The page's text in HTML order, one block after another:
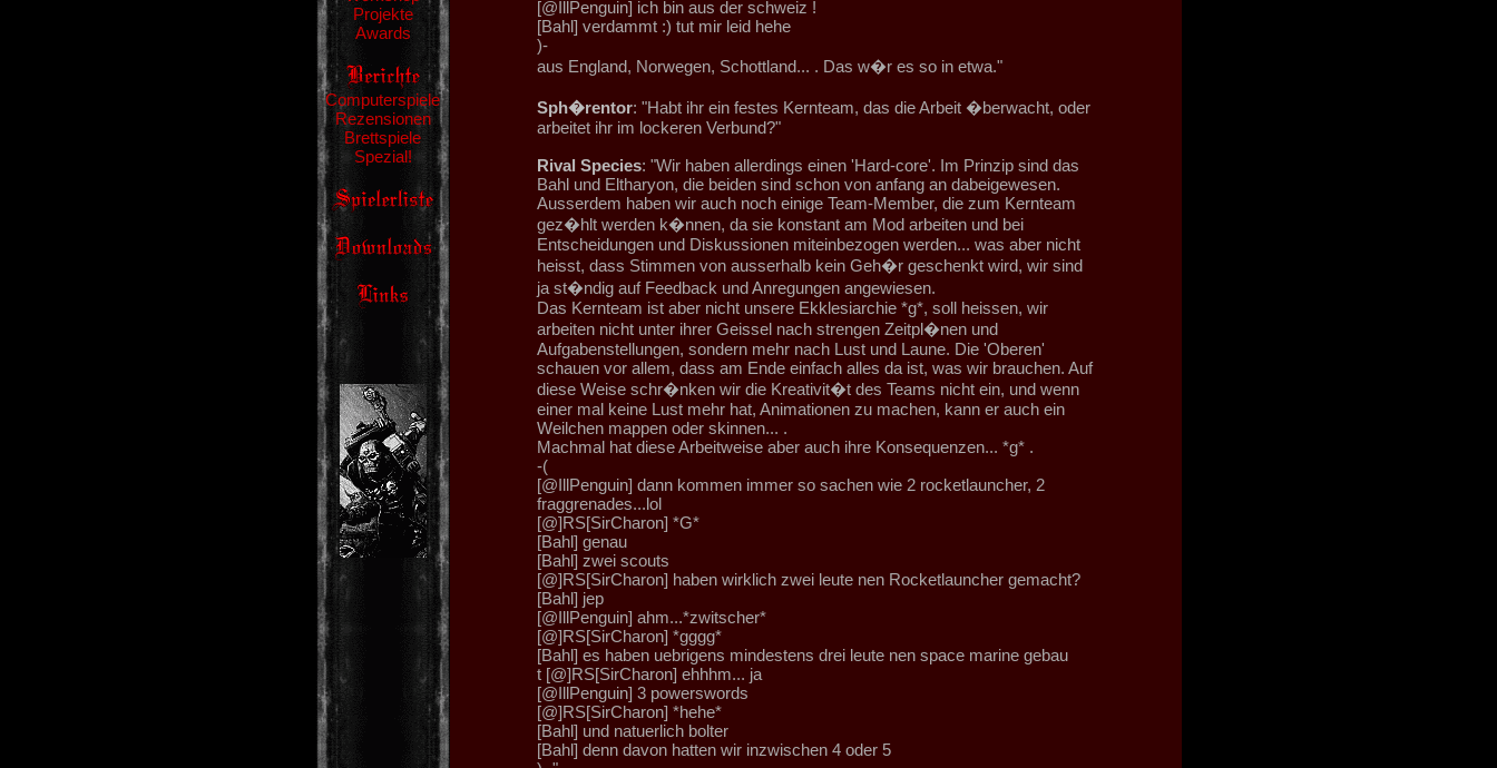
Projekte
Awards
Computerspiele
Rezensionen
Brettspiele
Spezial!
[@IllPenguin] ich bin aus der schweiz !
[Bahl] verdammt :) tut mir leid hehe
)-
aus England, Norwegen, Schottland... . Das w�r es so in etwa."
Sph�rentor: "Habt ihr ein festes Kernteam, das die Arbeit �berwacht, oder
arbeitet ihr im lockeren Verbund?"
Rival Species: "Wir haben allerdings einen 'Hard-core'. Im Prinzip sind das
Bahl und Eltharyon, die beiden sind schon von anfang an dabeigewesen.
Ausserdem haben wir auch noch einige Team-Member, die zum Kernteam
gez�hlt werden k�nnen, da sie konstant am Mod arbeiten und bei
Entscheidungen und Diskussionen miteinbezogen werden... was aber nicht
heisst, dass Stimmen von ausserhalb kein Geh�r geschenkt wird, wir sind
ja st�ndig auf Feedback und Anregungen angewiesen.
Das Kernteam ist aber nicht unsere Ekklesiarchie *g*, soll heissen, wir
arbeiten nicht unter ihrer Geissel nach strengen Zeitpl�nen und
Aufgabenstellungen, sondern mehr nach Lust und Laune. Die 'Oberen'
schauen vor allem, dass am Ende einfach alles da ist, was wir brauchen. Auf
diese Weise schr�nken wir die Kreativit�t des Teams nicht ein, und wenn
einer mal keine Lust mehr hat, Animationen zu machen, kann er auch ein
Weilchen mappen oder skinnen... .
Machmal hat diese Arbeitweise aber auch ihre Konsequenzen... *g* .
-(
[@IllPenguin] dann kommen immer so sachen wie 2 rocketlauncher, 2
fraggrenades...lol
[@]RS[SirCharon] *G*
[Bahl] genau
[Bahl] zwei scouts
[@]RS[SirCharon] haben wirklich zwei leute nen Rocketlauncher gemacht?
[Bahl] jep
[@IllPenguin] ahm...*zwitscher*
[@]RS[SirCharon] *gggg*
[Bahl] es haben uebrigens mindestens drei leute nen space marine gebau
t [@]RS[SirCharon] ehhhm... ja
[@IllPenguin] 3 powerswords
[@]RS[SirCharon] *hehe*
[Bahl] und natuerlich bolter
[Bahl] denn davon hatten wir inzwischen 4 oder 5